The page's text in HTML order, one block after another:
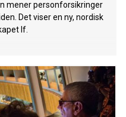
mener personforsikringer
Det viser en ny, nordisk
If.